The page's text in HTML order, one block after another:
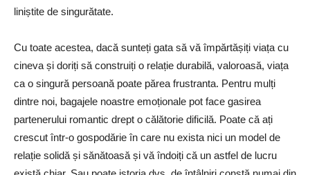
liniștite de singurătate.
Cu toate acestea, dacă sunteți gata să vă împărtășiți viața cu
cineva și doriți să construiți o relație durabilă, valoroasă, viața
ca o singură persoană poate părea frustranta. Pentru mulți
dintre noi, bagajele noastre emoționale pot face gasirea
partenerului romantic drept o călătorie dificilă. Poate că ați
crescut într-o gospodărie în care nu exista nici un model de
relație solidă și sănătoasă și vă îndoiți că un astfel de lucru